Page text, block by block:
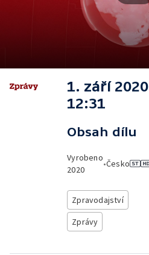
1. září 2020
12:31
Obsah dílu
Vyrobeno
2020
•Česko
Zpravodajství
Zprávy